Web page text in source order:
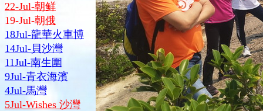
22-Jul-朝鲜
19-Jul-朝俄
18Jul-龍華火車博
14Jul-貝沙灣
11Jul-南生圍
9Jul-青衣海濱
4Jul-馬灣
5Jul-Wishes 沙灣